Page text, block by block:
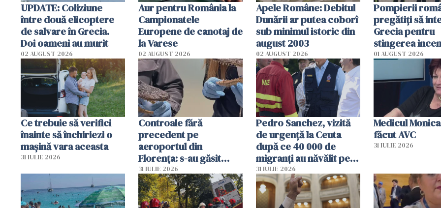
UPDATE: Coliziune
între două elicoptere
de salvare în Grecia.
Doi oameni au murit
02 AUGUST 2026
Aur pentru România la
Campionatele
Europene de canotaj de
la Varese
02 AUGUST 2026
Apele Române: Debitul
Dunării ar putea coborî
sub minimul istoric din
august 2003
02 AUGUST 2026
Pompierii
pregătiţi să
Grecia pentru
stingerea
01 AUGUST 2026
Ce trebuie să verifici
înainte să închiriezi o
mașină vara aceasta
31 IULIE 2026
Controale fără
precedent pe
aeroportul din
Florența: s-au găsit
capete de aligator și o
sumă imensă de bani
31 IULIE 2026
Pedro Sanchez, vizită
de urgență la Ceuta
după ce 40 000 de
migranți au năvălit pe
teritoriul spaniol: „Vom
mobiliza toate
resursele"
31 IULIE 2026
Medicul
făcut AVC
31 IULIE 2026